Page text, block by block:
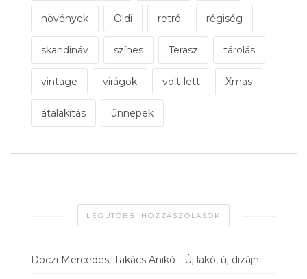
növények Oldi retró régiség
skandináv színes Terasz tárolás
vintage virágok volt-lett Xmas
átalakítás ünnepek
LEGUTÓBBI HOZZÁSZÓLÁSOK
Dóczi Mercedes, Takács Anikó - Új lakó, új dizájn